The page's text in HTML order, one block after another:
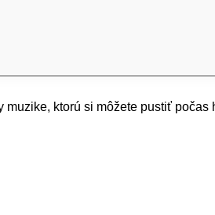
ktorú si môžete pustiť počas